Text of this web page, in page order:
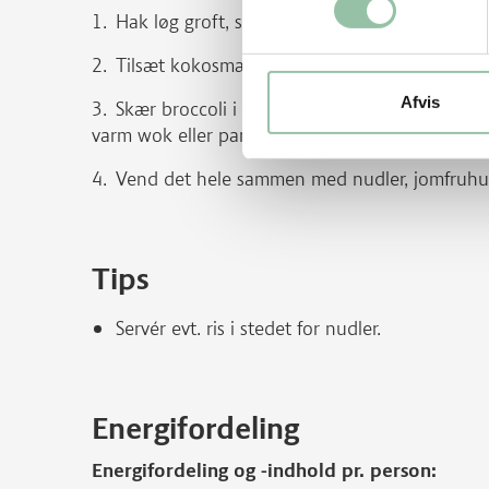
Afvis
Hak løg groft, steg dem af i olie indtil de er
Tilsæt kokosmælk og lad det simre i 15
Skær broccoli i små aflange stykker og
varm wok eller pande i olie og hakket hvidløg
Vend det hele sammen med nudler,
Tips
Servér evt. ris i stedet for nudler.
Energifordeling
Energifordeling og -indhold pr. person: